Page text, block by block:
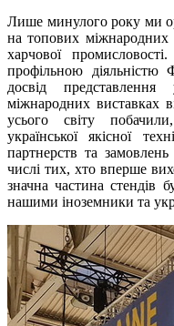
Лише минулого року ми
на топових міжнародних
харчової
профільною
досвід
міжнародних виставках
усього світу
української якісної
партнерств та
числі тих, хто вперше
значна частина стендів
нашими іноземники та